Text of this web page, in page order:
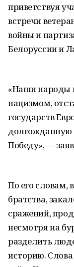
приветствуя
встречи
войны и
Белоруссии и
«Наши народы
нацизмом,
государств
долгожданную
Победу», —
По его словам,
братства,
сражений,
несмотря на
разделить
историю.